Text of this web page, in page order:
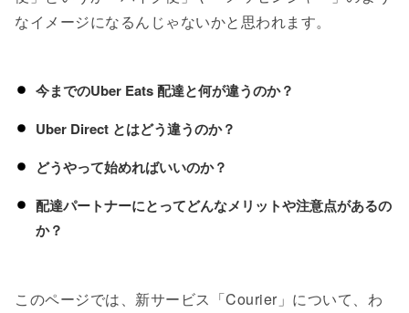
なイメージになるんじゃないかと思われます。
今までのUber Eats 配達と何が違うのか？
Uber Direct とはどう違うのか？
どうやって始めればいいのか？
配達パートナーにとってどんなメリットや注意点があるの
か？
このページでは、新サービス「Courier」について、わ